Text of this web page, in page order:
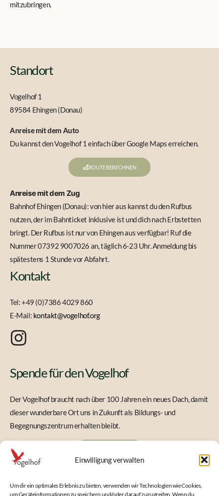
Einwilligung verwalten
Um dir ein optimales Erlebnis zu bieten, verwenden wir Technologien wie Cookies,
um Geräteinformationen zu speichern und/oder darauf zuzugreifen. Wenn du
mitzubringen.
Standort
Vogelhof 1
89584 Ehingen (Donau)
Anreise mit dem Auto
Du kannst den Vogelhof 1 einfach über Google Maps erreichen.
ROUTE BERECHNEN
Anreise mit dem Zug
Bahnhof Ehingen (Donau): von hier aus kannst du den Rufbus
nutzen, der im Bahnticket inklusive ist und dich nach Erbstetten
bringt. Der Rufbus ist nur von Ehingen aus verfügbar! Ruf die
Nummer 07392 9007026 an, täglich 6-23 Uhr. Anmeldung bis
spätestens 1 Stunde vor Abfahrt.
Kontakt
Tel: +49 (0)7386 4029 860
E-Mail: kontakt@vogelhof.org
Spende für den Vogelhof
Der Vogelhof braucht nach über 100 Jahren ein neues Dach, damit
dieser wunderbare Ort uns in Zukunft als Bildungs- und
Begegnungszentrum erhalten bleibt.